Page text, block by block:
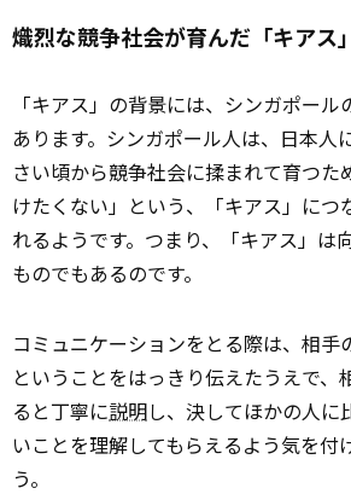
熾烈な競争社会が育んだ「キアス」
「キアス」の背景には、シンガポー
あります。シンガポール人は、日本人
さい頃から競争社会に揉まれて育つた
けたくない」という、「キアス」につ
れるようです。つまり、「キアス」は
ものでもあるのです。
コミュニケーションをとる際は、相手
ということをはっきり伝えたうえで、
ると丁寧に説明し、決してほかの人に
いことを理解してもらえるよう気を付
う。